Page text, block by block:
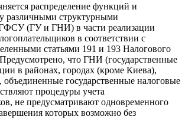
распределение функций и
различными структурными
(ГУ и ГНИ) в части реализации
в соответствии с
статьями 191 и 193 Налогового
что ГНИ (государственные
в районах, городах (кроме Киева),
объединенные государственные налоговые
процедуры учета
не предусматривают одновременного
которых возможно без